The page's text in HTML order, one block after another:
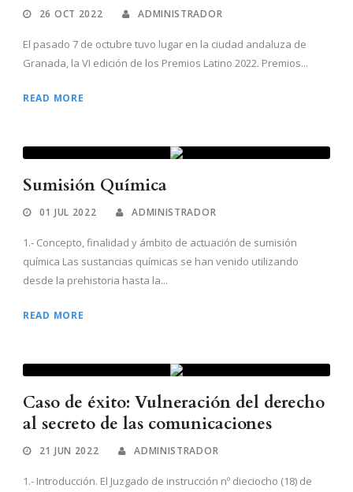
26 OCT 2022 ADMINISTRADOR
El pasado 7 de octubre tuvo lugar en la ciudad andaluza de
Granada, la VI edición de los Premios Latino 2022. Premios...
READ MORE
Sumisión Química
01 JUL 2022 ADMINISTRADOR
1.- Concepto, finalidad y ámbito de actuación de sumisión
química Las sustancias químicas se han venido utilizando
desde la prehistoria hasta la...
READ MORE
Caso de éxito: Vulneración del derecho
al secreto de las comunicaciones
21 JUN 2022 ADMINISTRADOR
1.- Introducción. El Juzgado de instrucción nº dieciocho (18) de